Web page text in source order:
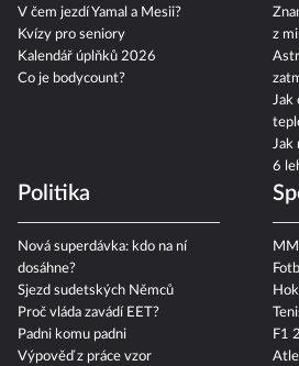
V čem jezdí Yamal a Mesii?
Kvízy pro seniory
Kalendář úplňků 2026
Co je bodycount?
z
Jak
Jak
6
Politika
Nová superdávka: kdo na ní
dosáhne?
Sjezd sudetských Němců
Proč vláda zavádí EET?
Padni komu padni
Výpověď z práce vzor
F1